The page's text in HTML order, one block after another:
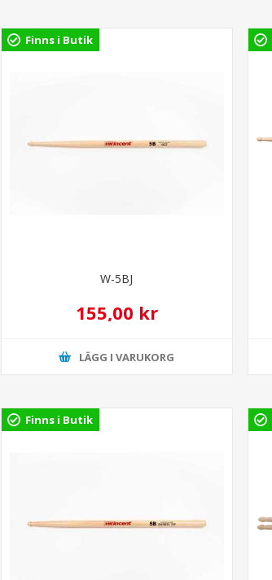
Finns i Butik
W-5BJ
155,00 kr
LÄGG I VARUKORG
Finns i Butik